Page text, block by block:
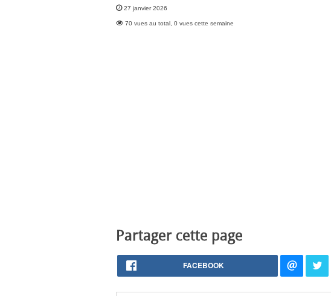
27 janvier 2026
70 vues au total, 0 vues cette semaine
Partager cette page
FACEBOOK